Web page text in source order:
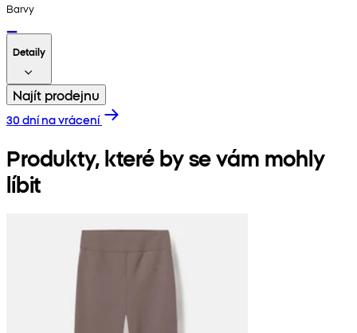
Barvy
Detaily
Najít prodejnu
30 dní na vrácení
Produkty, které by se vám mohly
líbit